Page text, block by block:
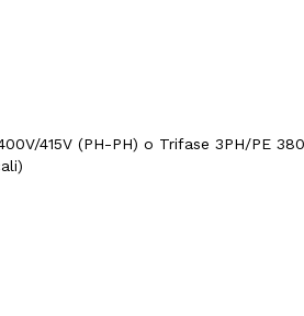
415V (PH-PH) o Trifase 3PH/PE